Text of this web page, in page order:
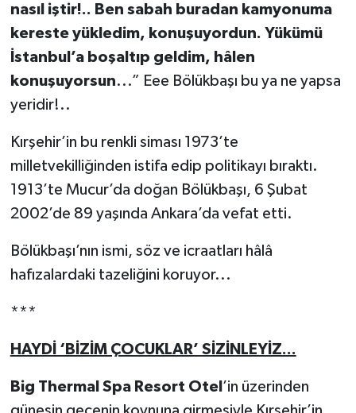
nasıl iştir!.. Ben sabah buradan kamyonuma
kereste yükledim, konuşuyordun. Yükümü
İstanbul’a boşaltıp geldim, hâlen
konuşuyorsun...” Eee Bölükbaşı bu ya ne yapsa
yeridir!..
Kırşehir’in bu renkli siması 1973’te
milletvekilliğinden istifa edip politikayı bıraktı.
1913’te Mucur’da doğan Bölükbaşı, 6 Şubat
2002’de 89 yaşında Ankara’da vefat etti.
Bölükbaşı’nın ismi, söz ve icraatları hâlâ
hafızalardaki tazeliğini koruyor...
***
HAYDİ ‘BİZİM ÇOCUKLAR’ SİZİNLEYİZ...
Big Thermal Spa Resort Otel ’in üzerinden